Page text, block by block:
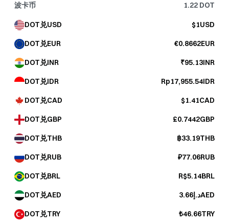
波卡币 1.22 DOT
DOT兑USD $1USD
DOT兑EUR €0.8662EUR
DOT兑INR ₹95.13INR
DOT兑IDR Rp17,955.54IDR
DOT兑CAD $1.41CAD
DOT兑GBP £0.7442GBP
DOT兑THB ฿33.19THB
DOT兑RUB ₽77.06RUB
DOT兑BRL R$5.14BRL
DOT兑AED د.إ3.66AED
DOT兑TRY ₺46.66TRY